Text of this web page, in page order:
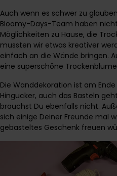
Auch wenn es schwer zu
Bloomy-Days-Team haben
Möglichkeiten zu Hause, die
mussten wir etwas kreativer
einfach an die Wände bringen.
eine superschöne
Die Wanddekoration ist am
Hingucker, auch das Basteln
brauchst Du ebenfalls nicht.
sich einige Deiner Freunde mal
gebasteltes Geschenk freuen